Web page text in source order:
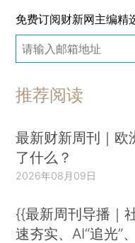
免费订阅财新网主编精
推荐阅读
最新财新周刊｜欧
了什么？
2026年08月09日
{{最新周刊导播｜
速夯实、AI“追光”